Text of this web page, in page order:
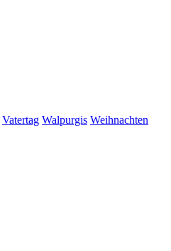
Vatertag Walpurgis Weihnachten